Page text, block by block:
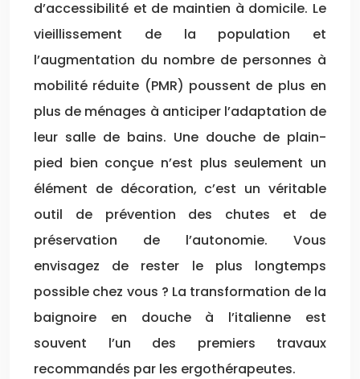
d’accessibilité et de maintien à domicile. Le
vieillissement de la population et
l’augmentation du nombre de personnes à
mobilité réduite (PMR) poussent de plus en
plus de ménages à anticiper l’adaptation de
leur salle de bains. Une douche de plain-
pied bien conçue n’est plus seulement un
élément de décoration, c’est un véritable
outil de prévention des chutes et de
préservation de l’autonomie. Vous
envisagez de rester le plus longtemps
possible chez vous ? La transformation de la
baignoire en douche à l’italienne est
souvent l’un des premiers travaux
recommandés par les ergothérapeutes.